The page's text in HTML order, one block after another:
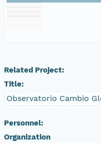
Related Project:
Title:
Observatorio Cambio
Personnel:
Organization